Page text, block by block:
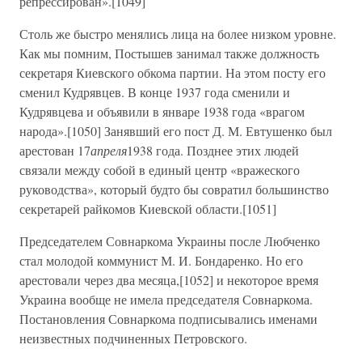
Столь же быстро менялись лица на более низком уровне.
Как мы помним, Постышев занимал также должность
секретаря Киевского обкома партии. На этом посту его
сменил Кудрявцев. В конце 1937 года сменили и
Кудрявцева и объявили в январе 1938 года «врагом
народа».[1050] Занявший его пост Д. М. Евтушенко был
арестован 17апреля1938 года. Позднее этих людей
связали между собой в единый центр «вражеского
руководства», который будто бы совратил большинство
секретарей райкомов Киевской области.[1051]
Председателем Совнаркома Украины после Любченко
стал молодой коммунист М. И. Бондаренко. Но его
арестовали через два месяца,[1052] и некоторое время
Украина вообще не имела председателя Совнаркома.
Постановления Совнаркома подписывались именами
неизвестных подчиненных Петровского.